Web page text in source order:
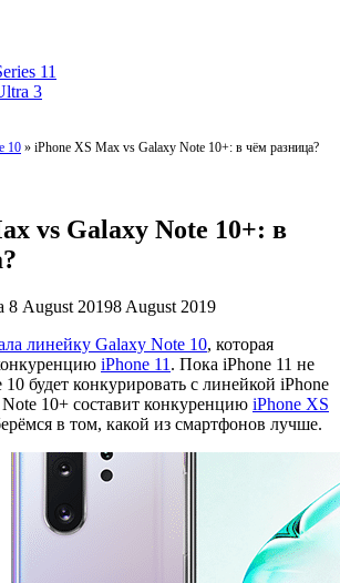
11
3
10 » iPhone XS Max vs Galaxy Note 10+: в чём разница?
vs Galaxy Note 10+: в
8 August 20198 August 2019
линейку Galaxy Note 10, которая
iPhone 11 . Пока iPhone 11 не
будет конкурировать с линейкой iPhone
10+ составит конкуренцию iPhone XS
в том, какой из смартфонов лучше.